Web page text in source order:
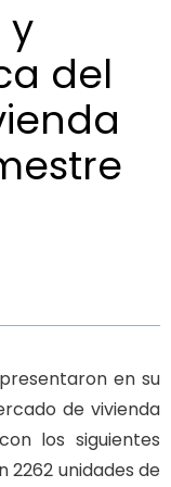
y
del
en su
de vivienda
los siguientes
2262 unidades de